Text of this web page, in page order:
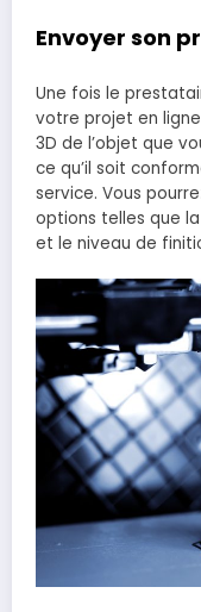
Envoyer son
Une fois le
votre projet en
3D de l’objet que
ce qu’il soit
service. Vous
options telles que
et le niveau de